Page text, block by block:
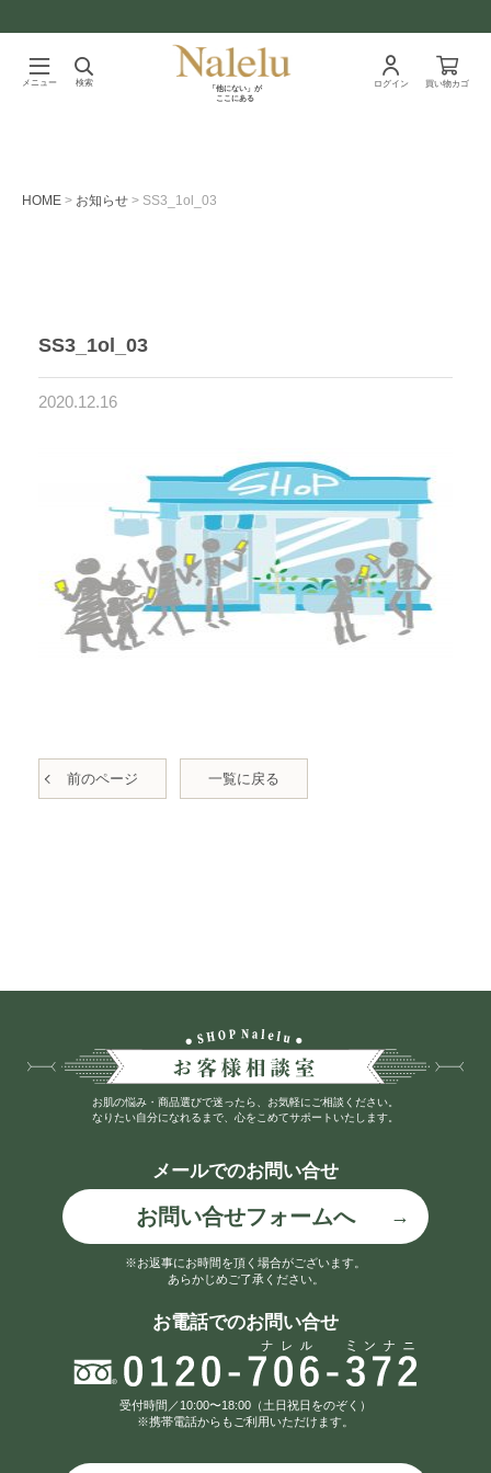
メニュー 検索
「他にない」が
ここにある
ログイン 買い物カゴ
HOME お知らせ SS3_1ol_03
SS3_1ol_03
2020.12.16
前のページ 一覧に戻る
お肌の悩み・商品選びで迷ったら、お気軽にご相談ください。
なりたい自分になれるまで、心をこめてサポートいたします。
メールでのお問い合せ
お問い合せフォームへ
※お返事にお時間を頂く場合がございます。
あらかじめご了承ください。
お電話でのお問い合せ
受付時間／10:00〜18:00（土日祝日をのぞく）
※携帯電話からもご利用いただけます。